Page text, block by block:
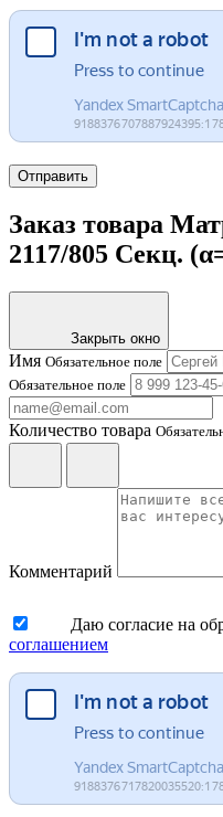
Отправить
Заказ товара
2117/805 Секц.
Закрыть окно
Имя Обязательное поле
Обязательное поле
Количество товара
Комментарий
Даю согласие на
соглашением